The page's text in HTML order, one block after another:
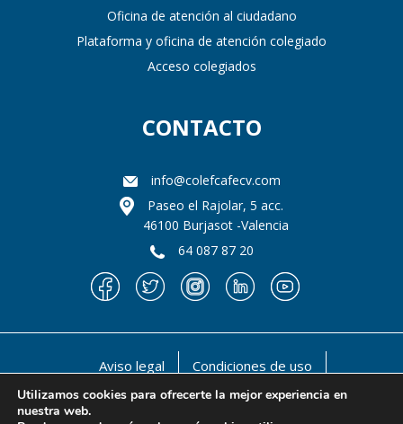
Oficina de atención al ciudadano
Plataforma y oficina de atención colegiado
Acceso colegiados
CONTACTO
info@colefcafecv.com
Paseo el Rajolar, 5 acc.
46100 Burjasot -Valencia
64 087 87 20
Aviso legal
Condiciones de uso
Política de privacidad
Política de cookies
@ 1990-2021 Il llustre Colegio oficial de Licenciados
Utilizamos cookies para ofrecerte la mejor experiencia en
nuestra web.